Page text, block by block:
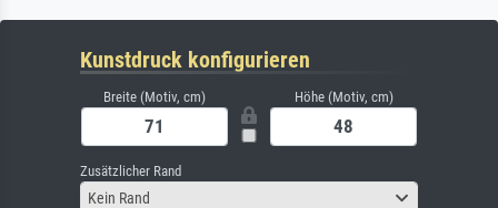
Kunstdruck konfigurieren
Breite (Motiv, cm) Höhe (Motiv, cm)
Zusätzlicher Rand
Kein Rand